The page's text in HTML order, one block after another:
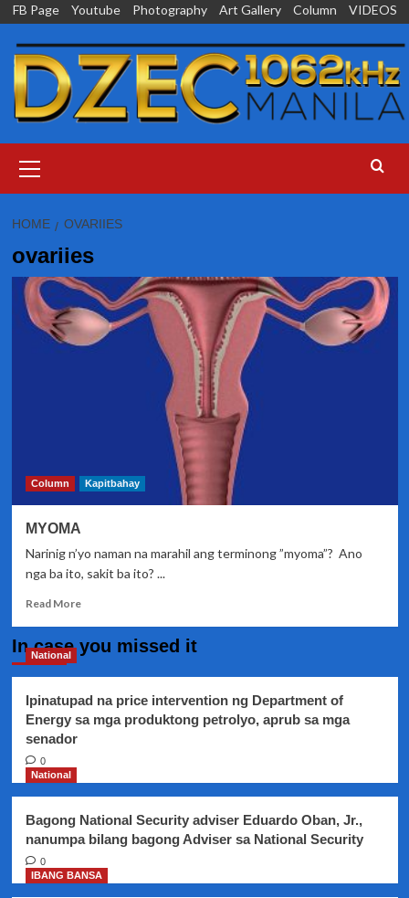
Skip
content
FB Page Youtube Photography Art Gallery Column VIDEOS
Menu
HOME OVARIIES
ovariies
Column Kapitbahay
MYOMA
Narinig n’yo naman na marahil ang terminong ”myoma”? Ano
nga ba ito, sakit ba ito? ...
Read MoreRead
MYOMA
In case you missed it
National
Ipinatupad na price intervention ng Department of
Energy sa mga produktong petrolyo, aprub sa mga
senador
0
National
Bagong National Security adviser Eduardo Oban, Jr.,
nanumpa bilang bagong Adviser sa National Security
0
IBANG BANSA